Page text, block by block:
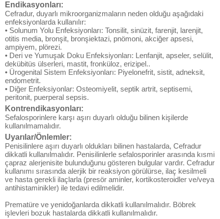
Endikasyonları:
Cefradur, duyarlı mikroorganizmaların neden olduğu aşağıdaki
enfeksiyonlarda kullanılır:
• Solunum Yolu Enfeksiyonları: Tonsilit, sinüzit, farenjit, larenjit,
otitis media, bronşit, bronşiektazi, pnömoni, akciğer apsesi,
ampiyem, plörezi.
• Deri ve Yumuşak Doku Enfeksiyonları: Lenfanjit, apseler, selülit,
dekübitüs ülserleri, mastit, fronküloz, erizipel..
• Ürogenital Sistem Enfeksiyonları: Piyelonefrit, sistit, adneksit,
endometrit.
• Diğer Enfeksiyonlar: Osteomiyelit, septik artrit, septisemi,
peritonit, puerperal sepsis.
Kontrendikasyonları:
Sefalosporinlere karşı aşırı duyarlı olduğu bilinen kişilerde
kullanılmamalıdır.
Uyarılar/Önlemler:
Penisilinlere aşırı duyarlı oldukları bilinen hastalarda, Cefradur
dikkatli kullanılmalıdır. Penisilinlerle sefalosporinler arasında kısmi
çapraz alerjenisite bulunduğunu gösteren bulgular vardır. Cefradur
kullanımı sırasında alerjik bir reaksiyon görülürse, ilaç kesilmeli
ve hasta gerekli ilaçlarla (presör aminler, kortikosteroidler ve/veya
antihistaminikler) ile tedavi edilmelidir.
Prematüre ve yenidoğanlarda dikkatli kullanılmalıdır. Böbrek
işlevleri bozuk hastalarda dikkatli kullanılmalıdır.